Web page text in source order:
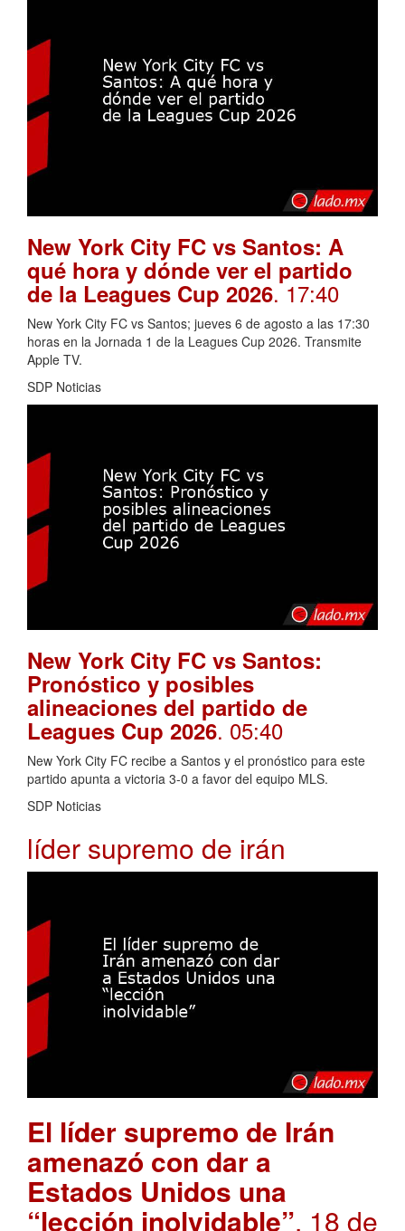
New York City FC vs Santos: A
qué hora y dónde ver el partido
de la Leagues Cup 2026. 17:40
New York City FC vs Santos; jueves 6 de agosto a las 17:30
horas en la Jornada 1 de la Leagues Cup 2026. Transmite
Apple TV.
SDP Noticias
New York City FC vs Santos:
Pronóstico y posibles
alineaciones del partido de
Leagues Cup 2026. 05:40
New York City FC recibe a Santos y el pronóstico para este
partido apunta a victoria 3-0 a favor del equipo MLS.
SDP Noticias
líder supremo de irán
El líder supremo de Irán
amenazó con dar a
Estados Unidos una
“lección inolvidable”. 18 de